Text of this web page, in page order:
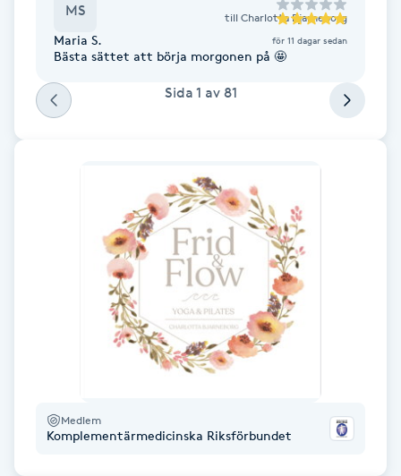
Hollywood Peel
Hot Stone Massage
Hot yoga
Huduppstramning
Hypnos
MS till Charlotta Bjarneborg
Maria S. för 11 dagar sedan
Bästa sättet att börja morgonen på 🤩
Sida 1 av 81
Medlem
Komplementärmedicinska Riksförbundet